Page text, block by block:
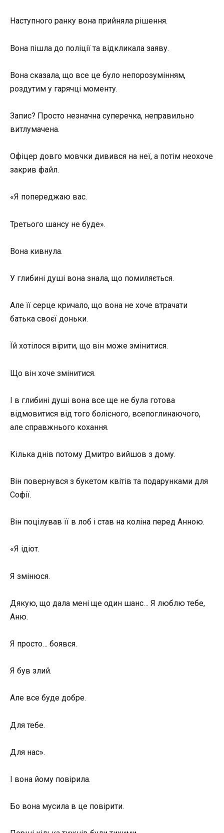
Наступного ранку вона прийняла рішення.
Вона пішла до поліції та відкликала заяву.
Вона сказала, що все це було непорозумінням,
роздутим у гарячці моменту.
Запис? Просто незначна суперечка, неправильно
витлумачена.
Офіцер довго мовчки дивився на неї, а потім неохоче
закрив файл.
«Я попереджаю вас.
Третього шансу не буде».
Вона кивнула.
У глибині душі вона знала, що помиляється.
Але її серце кричало, що вона не хоче втрачати
батька своєї доньки.
Їй хотілося вірити, що він може змінитися.
Що він хоче змінитися.
І в глибині душі вона все ще не була готова
відмовитися від того болісного, всепоглинаючого,
але справжнього кохання.
Кілька днів потому Дмитро вийшов з дому.
Він повернувся з букетом квітів та подарунками для
Софії.
Він поцілував її в лоб і став на коліна перед Анною.
«Я ідіот.
Я змінюся.
Дякую, що дала мені ще один шанс… Я люблю тебе,
Аню.
Я просто… боявся.
Я був злий.
Але все буде добре.
Для тебе.
Для нас».
І вона йому повірила.
Бо вона мусила в це повірити.